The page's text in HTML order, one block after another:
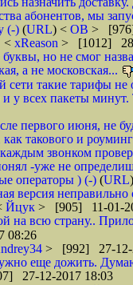
абонентов, мы
(-) (URL) < ОВ >
< xReason > [1012]
буквы, но не смог
а не московская...
такие тарифы не
у всех пакеты
первого июня, не
такового и
звонком
-уже не
операторы ) (-) (URL
версия
Йцук > [905] 11-01-
на всю страну..
08:26
> [992] 27-12-
еще дожить.
27-12-2017 18:03